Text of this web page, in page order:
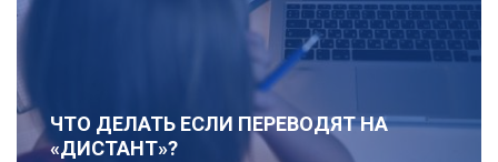
ЧТО ДЕЛАТЬ ЕСЛИ ПЕРЕВОДЯТ НА
«ДИСТАНТ»?